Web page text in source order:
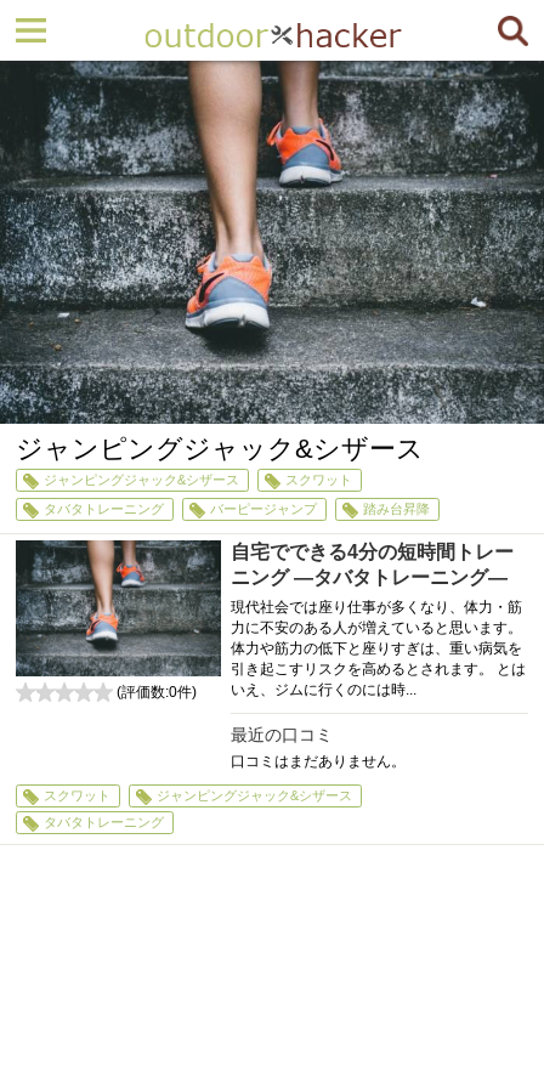
ジャンピングジャック&シザース
ジャンピングジャック&シザース
スクワット
タバタトレーニング
バーピージャンプ 踏み台昇降
自宅でできる4分の短時間トレー
ニング ―タバタトレーニング―
現代社会では座り仕事が多くなり、体力・筋
力に不安のある人が増えていると思います。
体力や筋力の低下と座りすぎは、重い病気を
引き起こすリスクを高めるとされます。 とは
いえ、ジムに行くのには時...
最近の口コミ
口コミはまだありません。
(評価数:0件)
スクワット
ジャンピングジャック&シザース
タバタトレーニング